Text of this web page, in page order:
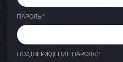
ПАРОЛЬ:*
ПОДТВЕРЖДЕНИЕ ПАРОЛЯ:*